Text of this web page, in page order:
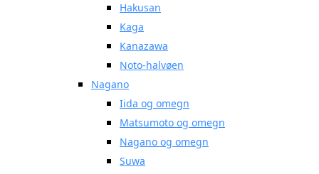
Hakusan
Kaga
Kanazawa
Noto-halvøen
Nagano
Iida og omegn
Matsumoto og omegn
Nagano og omegn
Suwa